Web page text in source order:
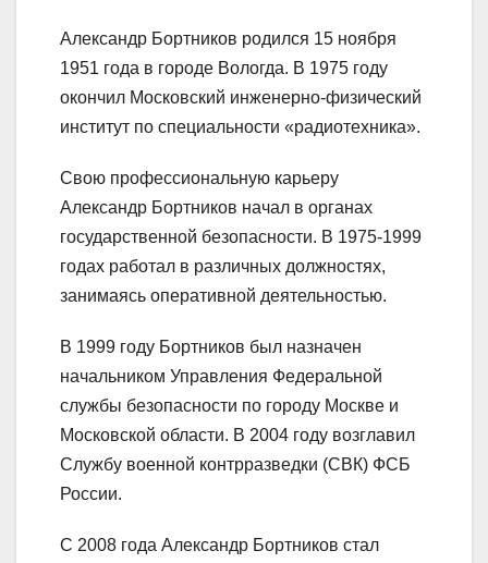
Александр Бортников родился 15 ноября
1951 года в городе Вологда. В 1975 году
окончил Московский инженерно-физический
институт по специальности «радиотехника».
Свою профессиональную карьеру
Александр Бортников начал в органах
государственной безопасности. В 1975-1999
годах работал в различных должностях,
занимаясь оперативной деятельностью.
В 1999 году Бортников был назначен
начальником Управления Федеральной
службы безопасности по городу Москве и
Московской области. В 2004 году возглавил
Службу военной контрразведки (СВК) ФСБ
России.
С 2008 года Александр Бортников стал